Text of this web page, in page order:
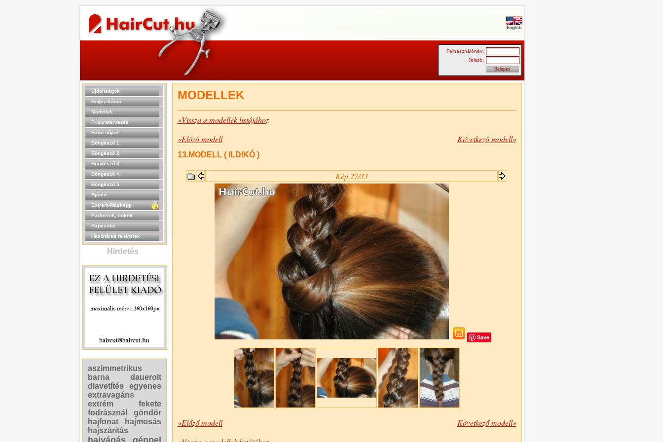
English
Felhasználónév:
Jelszó:
Újdonságok
Regisztráció
Modellek
Frizuratervezés
Hadd nőjön!
Böngésző 1.
Böngésző 2.
Böngésző 3.
Böngésző 4.
Böngésző 5.
Ajánló
Extrém-Másképp
Partnerek, linkek
Kapcsolat
Használati feltételek
Hirdetés
aszimmetrikus
barna
dauerolt
diavetítés
egyenes
extravagáns
extrém
fekete
fodrásznál
göndör
hajfonat
hajmosás
hajszárítás
hajvágás géppel
MODELLEK
«Vissza a modellek listájához
«Előző modell
Következő modell»
13.MODELL ( ILDIKÓ )
Kép 27/33
Save
«Előző modell
Következő modell»